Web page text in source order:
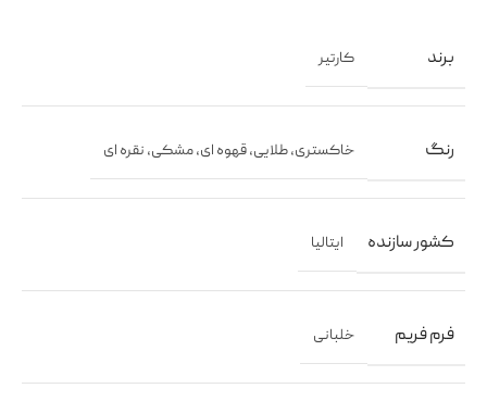
برند کارتیر
رنگ خاکستری,طلایی,قهوه ای,مشکی, نقره ای
کشور سازنده ایتالیا
فرم فریم خلبانی